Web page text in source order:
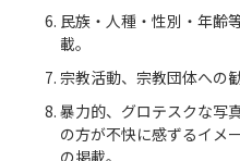
民族・人種・性別・年齢
載。
宗教活動、宗教団体への
暴力的、グロテスクな写
の方が不快に感ずるイメ
の掲載。